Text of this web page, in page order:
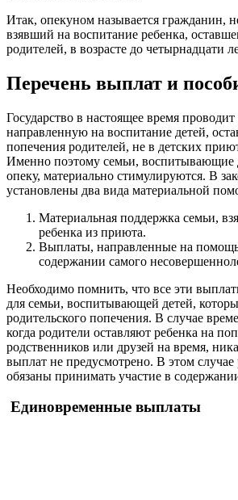
Итак, опекуном называется гражданин,
взявший на воспитание ребенка,
родителей, в возрасте до четырнадцати
Перечень выплат и
Государство в настоящее время
направленную на воспитание детей,
попечения родителей, не в детских
Именно поэтому семьи, воспитывающие
опеку, материально стимулируются. В
установлены два вида материальной
Материальная поддержка семьи,
ребенка из приюта.
Выплаты, направленные на
содержании самого
Необходимо помнить, что все эти
для семьи, воспитывающей детей,
родительского попечения. В случае
когда родители оставляют ребенка на
родственников или друзей на время,
выплат не предусмотрено. В этом случае
обязаны принимать участие в
Единовременные выплаты